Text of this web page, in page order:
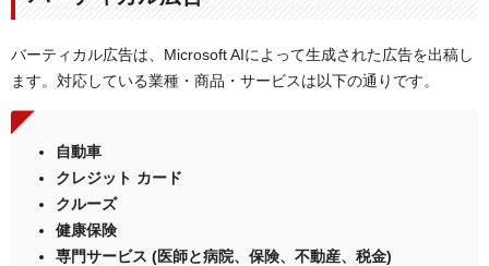
バーティカル広告は、Microsoft AIによって生成された広告を出稿し
ます。対応している業種・商品・サービスは以下の通りです。
自動車
クレジット カード
クルーズ
健康保険
専門サービス (医師と病院、保険、不動産、税金)